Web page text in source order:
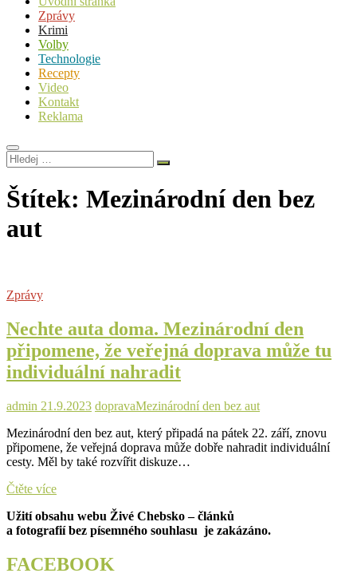
Zprávy
Krimi
Volby
Technologie
Recepty
Video
Kontakt
Reklama
Hledej
…
Štítek: Mezinárodní den bez
aut
Zprávy
Nechte auta doma. Mezinárodní den
připomene, že veřejná doprava může tu
individuální nahradit
admin 21.9.2023 dopravaMezinárodní den bez aut
Mezinárodní den bez aut, který připadá na pátek 22. září, znovu
připomene, že veřejná doprava může dobře nahradit individuální
cesty. Měl by také rozvířit diskuze…
Čtěte víceNechte
doma.
Mezinárodní
připomene,
že
Užití obsahu webu Živé Chebsko – článků
a fotografií bez písemného souhlasu je zakázáno.
FACEBOOK